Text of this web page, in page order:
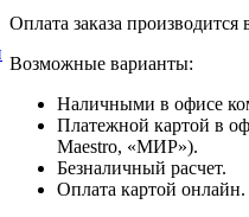
Оплата заказа
Возможные варианты:
Наличными в офисе
Платежной картой в
Maestro, «МИР»).
Безналичный расчет.
Оплата картой онлайн.